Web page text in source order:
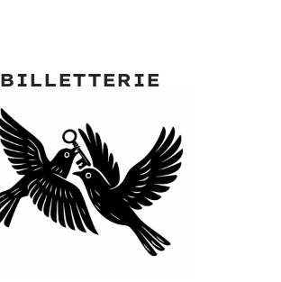
BILLETTERIE